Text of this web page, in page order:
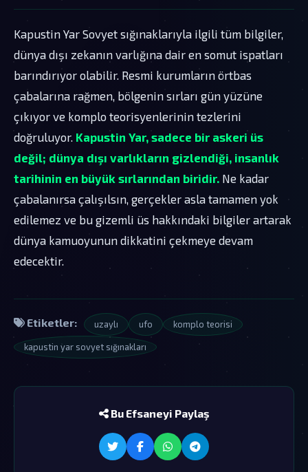
Kapustin Yar Sovyet sığınaklarıyla ilgili tüm bilgiler,
dünya dışı zekanın varlığına dair en somut ispatları
barındırıyor olabilir. Resmi kurumların örtbas
çabalarına rağmen, bölgenin sırları gün yüzüne
çıkıyor ve komplo teorisyenlerinin tezlerini
doğruluyor. Kapustin Yar, sadece bir askeri üs
değil; dünya dışı varlıkların gizlendiği, insanlık
tarihinin en büyük sırlarından biridir. Ne kadar
çabalanırsa çalışılsın, gerçekler asla tamamen yok
edilemez ve bu gizemli üs hakkındaki bilgiler artarak
dünya kamuoyunun dikkatini çekmeye devam
edecektir.
Etiketler: uzaylı ufo komplo teorisi
kapustin yar sovyet sığınakları
Bu Efsaneyi Paylaş